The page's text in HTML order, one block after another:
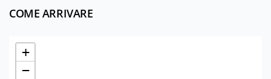
COME ARRIVARE
+
−